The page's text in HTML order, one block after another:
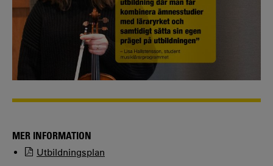
MER INFORMATION
Utbildningsplan